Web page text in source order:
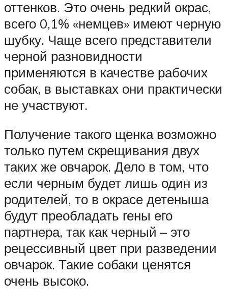
оттенков. Это очень редкий окрас,
всего 0,1% «немцев» имеют черную
шубку. Чаще всего представители
черной разновидности
применяются в качестве рабочих
собак, в выставках они практически
не участвуют.
Получение такого щенка возможно
только путем скрещивания двух
таких же овчарок. Дело в том, что
если черным будет лишь один из
родителей, то в окрасе детеныша
будут преобладать гены его
партнера, так как черный – это
рецессивный цвет при разведении
овчарок. Такие собаки ценятся
очень высоко.